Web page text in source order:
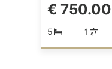
€
5 1